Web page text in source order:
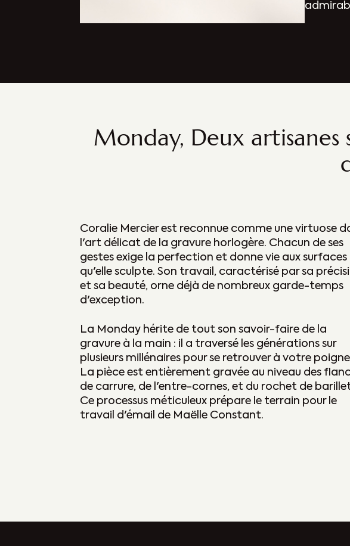
Monday, Deux
Coralie Mercier est reconnue comme une virtuose
l'art délicat de la gravure horlogère. Chacun de ses
gestes exige la perfection et donne vie aux surfaces
qu'elle sculpte. Son travail, caractérisé par sa
et sa beauté, orne déjà de nombreux garde-temps
d'exception.
La Monday hérite de tout son savoir-faire de la
gravure à la main : il a traversé les générations sur
plusieurs millénaires pour se retrouver à votre
La pièce est entièrement gravée au niveau des
de carrure, de l'entre-cornes, et du rochet de
Ce processus méticuleux prépare le terrain pour le
travail d'émail de Maëlle Constant.